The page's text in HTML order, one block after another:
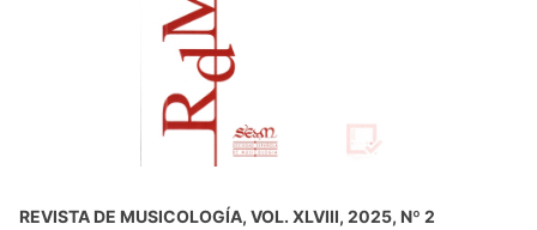
REVISTA DE MUSICOLOGÍA, VOL. XLVIII, 2025, Nº 2